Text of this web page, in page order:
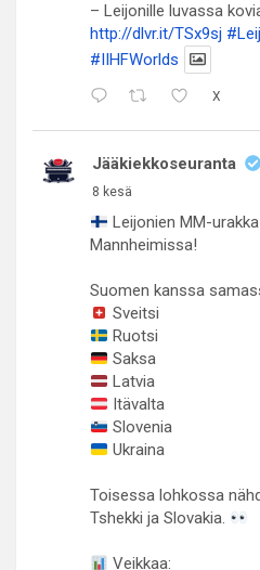
– Leijonille luvassa
http://dlvr.it/TSx9sj
#IIHFWorlds
X
Jääkiekkoseuranta
8 kesä
Leijonien MM-
Mannheimissa!
Suomen kanssa
Sveitsi
Ruotsi
Saksa
Latvia
Itävalta
Slovenia
Ukraina
Toisessa lohkossa
Tshekki ja Slovakia.
Veikkaa: